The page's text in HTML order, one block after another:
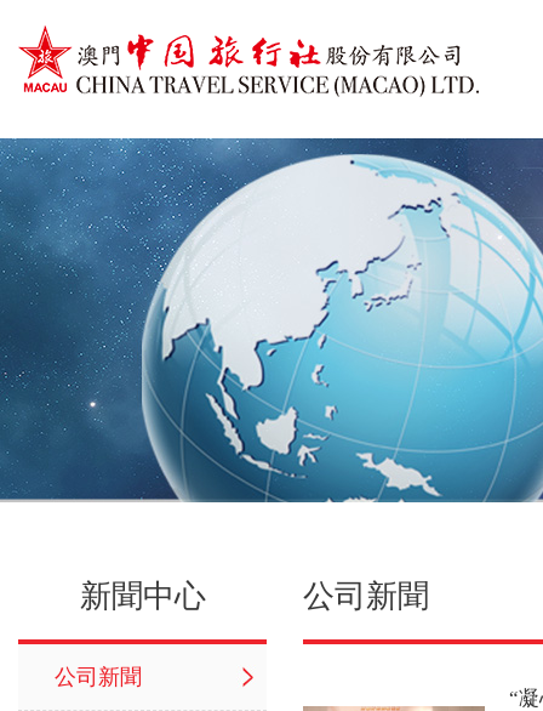
新聞中心 公司新聞
公司新聞
“